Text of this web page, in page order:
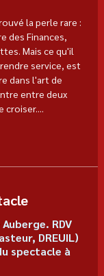
la perle rare :
des Finances,
Mais ce qu'il
service, est
dans l'art de
entre deux
croiser....
RDV
DREUIL)
spectacle à